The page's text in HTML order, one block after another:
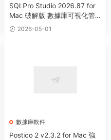
SQLPro Studio 2026.87 for
Mac 破解版 數據庫可視化管
理工具
2026-05-01
數據庫軟件
Postico 2 v2.3.2 for Mac 強